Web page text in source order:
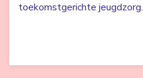
toekomstgerichte jeugdzorg.